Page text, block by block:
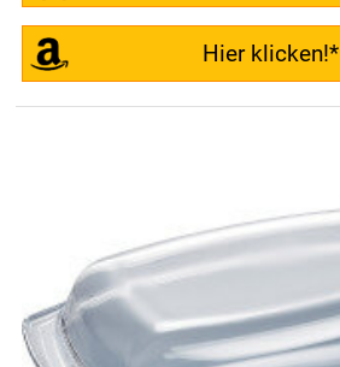
Hier klicken!*